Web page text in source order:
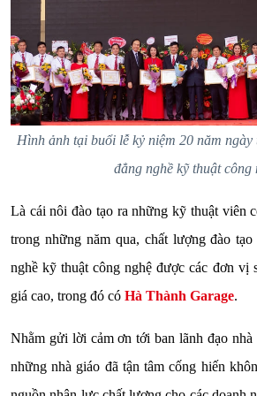
Hình ảnh tại buổi lễ kỷ niệm 20 năm
đẳng nghề kỹ thuật công
Là cái nôi đào tạo ra những kỹ thuật viên
trong những năm qua, chất lượng đào
nghề kỹ thuật công nghệ được các đơn vị
giá cao, trong đó có Hà Thành Garage.
Nhằm gửi lời cảm ơn tới ban lãnh đạo
những nhà giáo đã tận tâm cống hiến